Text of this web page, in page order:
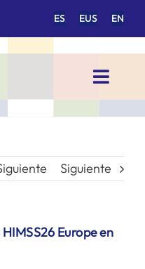
ES EUS EN
Toggle
Siguiente
Europe en